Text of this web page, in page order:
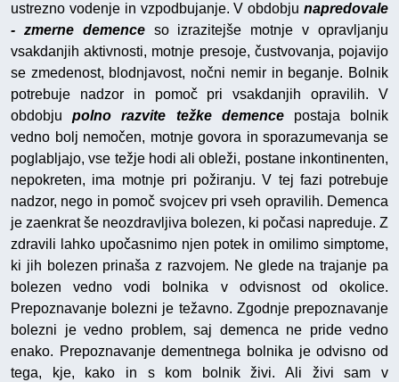
ustrezno vodenje in vzpodbujanje. V obdobju napredovale
- zmerne demenceso izrazitejše motnje v opravljanju
vsakdanjih aktivnosti, motnje presoje, čustvovanja, pojavijo
se zmedenost, blodnjavost, nočni nemir in beganje. Bolnik
potrebuje nadzor in pomoč pri vsakdanjih opravilih. V
obdobjupolno razvite težke demencepostaja bolnik
vedno bolj nemočen, motnje govora in sporazumevanja se
poglabljajo, vse težje hodi ali obleži, postane inkontinenten,
nepokreten, ima motnje pri požiranju. V tej fazi potrebuje
nadzor, nego in pomoč svojcev pri vseh opravilih. Demenca
je zaenkrat še neozdravljiva bolezen, ki počasi napreduje. Z
zdravili lahko upočasnimo njen potek in omilimo simptome,
ki jih bolezen prinaša z razvojem. Ne glede na trajanje pa
bolezen vedno vodi bolnika v odvisnost od okolice.
Prepoznavanje bolezni je težavno. Zgodnje prepoznavanje
bolezni je vedno problem, saj demenca ne pride vedno
enako. Prepoznavanje dementnega bolnika je odvisno od
tega, kje, kako in s kom bolnik živi. Ali živi sam v